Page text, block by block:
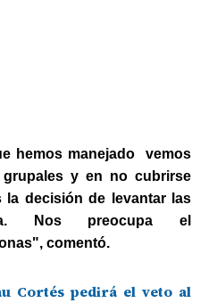
hemos manejado vemos
y en no cubrirse
la decisión de levantar las
Nos preocupa el
comentó.
Cortés pedirá el veto al